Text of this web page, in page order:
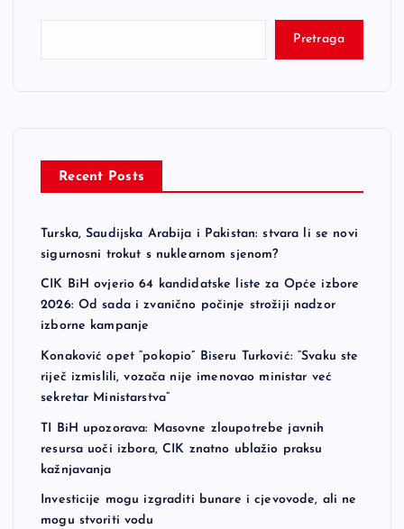
Pretraga
Recent Posts
Turska, Saudijska Arabija i Pakistan: stvara li se novi
sigurnosni trokut s nuklearnom sjenom?
CIK BiH ovjerio 64 kandidatske liste za Opće izbore
2026: Od sada i zvanično počinje strožiji nadzor
izborne kampanje
Konaković opet “pokopio” Biseru Turković: “Svaku ste
riječ izmislili, vozača nije imenovao ministar već
sekretar Ministarstva”
TI BiH upozorava: Masovne zloupotrebe javnih
resursa uoči izbora, CIK znatno ublažio praksu
kažnjavanja
Investicije mogu izgraditi bunare i cjevovode, ali ne
mogu stvoriti vodu